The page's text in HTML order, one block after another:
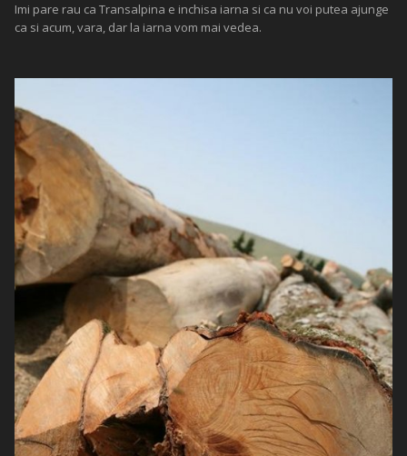
Imi pare rau ca Transalpina e inchisa iarna si ca nu voi putea ajunge
ca si acum, vara, dar la iarna vom mai vedea.